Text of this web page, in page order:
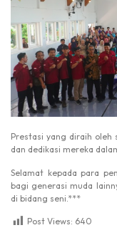
Prestasi yang diraih oleh
dan dedikasi mereka
Selamat kepada para
bagi generasi muda
di bidang seni.***
Post Views: 640